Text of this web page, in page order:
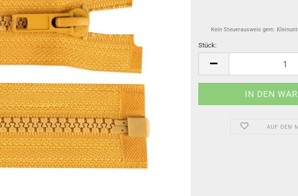
Kein Steuerausweis gem.
Stück:
Stück
AUF DEN